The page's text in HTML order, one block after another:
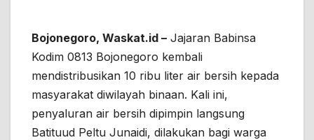
Bojonegoro, Waskat.id – Jajaran Babinsa
Kodim 0813 Bojonegoro kembali
mendistribusikan 10 ribu liter air bersih kepada
masyarakat diwilayah binaan. Kali ini,
penyaluran air bersih dipimpin langsung
Batituud Peltu Junaidi, dilakukan bagi warga